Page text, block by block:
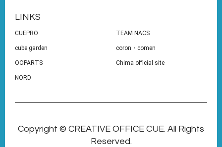
LINKS
CUEPRO TEAM NACS
cube garden coron・comen
OOPARTS Chima official site
NORD
Copyright © CREATIVE OFFICE CUE. All Rights
Reserved.